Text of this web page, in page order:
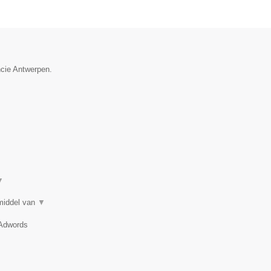
Antwerpen.
van ▼